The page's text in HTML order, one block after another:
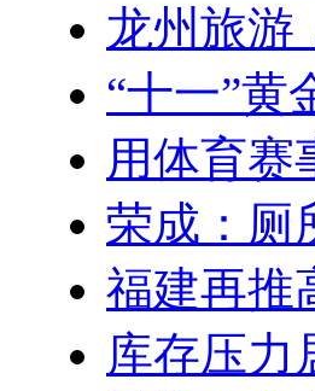
龙州旅游
“十一”黄
用体育赛
荣成：厕
福建再推
库存压力